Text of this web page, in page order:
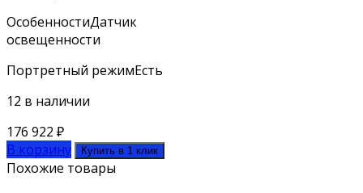
ОсобенностиДатчик
освещенности
Портретный режимЕсть
12 в наличии
176 922 ₽
В корзину
Купить в 1 клик
Похожие товары